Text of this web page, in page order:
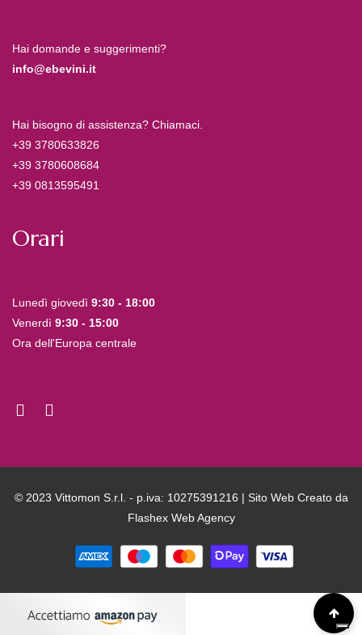
Hai domande e suggerimenti?
info@ebevini.it
Hai bisogno di assistenza? Chiamaci.
+39 3780633826
+39 3780608684
+39 0813595491
Orari
Lunedì giovedì 9:30 - 18:00
Venerdì 9:30 - 15:00
Ora dell'Europa centrale
© 2023 Vittomon S.r.l. - p.iva: 10275391216 | Sito Web Creato da
Flashex Web Agency